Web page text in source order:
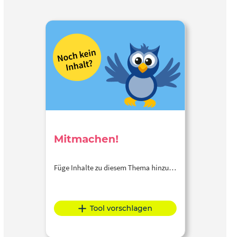
Mitmachen!
Füge Inhalte zu diesem Thema hinzu…
Tool vorschlagen